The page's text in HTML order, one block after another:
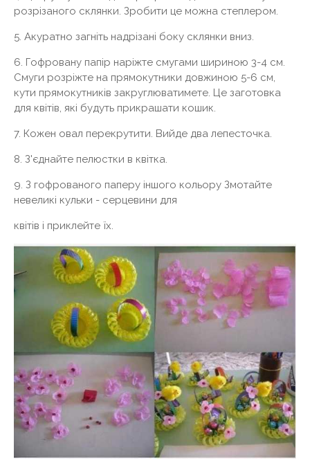
розрізаного склянки. Зробити це можна степлером.
5. Акуратно загніть надрізані боку склянки вниз.
6. Гофровану папір наріжте смугами шириною 3-4 см.
Смуги розріжте на прямокутники довжиною 5-6 см,
кути прямокутників закруглюватимете. Це заготовка
для квітів, які будуть прикрашати кошик.
7. Кожен овал перекрутити. Вийде два лепесточка.
8. З'єднайте пелюстки в квітка.
9. З гофрованого паперу іншого кольору Змотайте
невеликі кульки - серцевини для
квітів і приклейте їх.